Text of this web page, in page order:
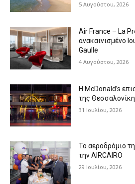
5 Αυγούστου, 2026
Air France – La
ανακαινισμένο
Gaulle
4 Αυγούστου, 2026
Η McDonald’s
της
31 Ιουλίου, 2026
Το αεροδρόμιο
την AIRCAIRO
29 Ιουλίου, 2026